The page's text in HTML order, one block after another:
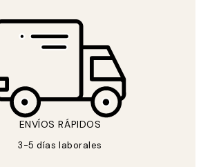
ENVÍOS RÁPIDOS
3-5 días laborales